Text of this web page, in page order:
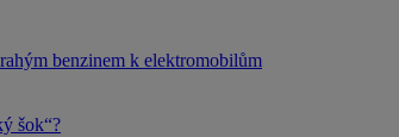
benzinem k elektromobilům
šok“?